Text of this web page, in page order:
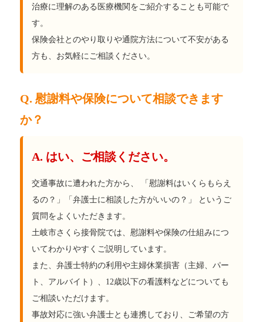
治療に理解のある医療機関をご紹介することも可能で
す。
保険会社とのやり取りや通院方法について不安がある
方も、お気軽にご相談ください。
Q. 慰謝料や保険について相談できます
か？
A. はい、ご相談ください。
交通事故に遭われた方から、 「慰謝料はいくらもらえ
るの？」「弁護士に相談した方がいいの？」 というご
質問をよくいただきます。
土岐市さくら接骨院では、慰謝料や保険の仕組みにつ
いてわかりやすくご説明しています。
また、弁護士特約の利用や主婦休業損害（主婦、パー
ト、アルバイト）、12歳以下の看護料などについても
ご相談いただけます。
事故対応に強い弁護士とも連携しており、ご希望の方